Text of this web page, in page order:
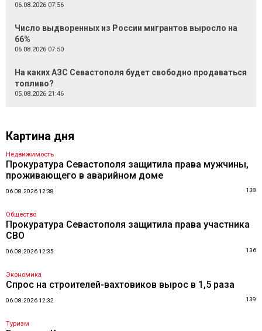
06.08.2026 07:56
Число выдворенных из России мигрантов выросло на
66%
06.08.2026 07:50
На каких АЗС Севастополя будет свободно продаваться
топливо?
05.08.2026 21:46
Картина дня
Недвижимость
Прокуратура Севастополя защитила права мужчины,
проживающего в аварийном доме
06.08.2026 12:38 138
Общество
Прокуратура Севастополя защитила права участника
СВО
06.08.2026 12:35 136
Экономика
Спрос на строителей-вахтовиков вырос в 1,5 раза
06.08.2026 12:32 139
Туризм